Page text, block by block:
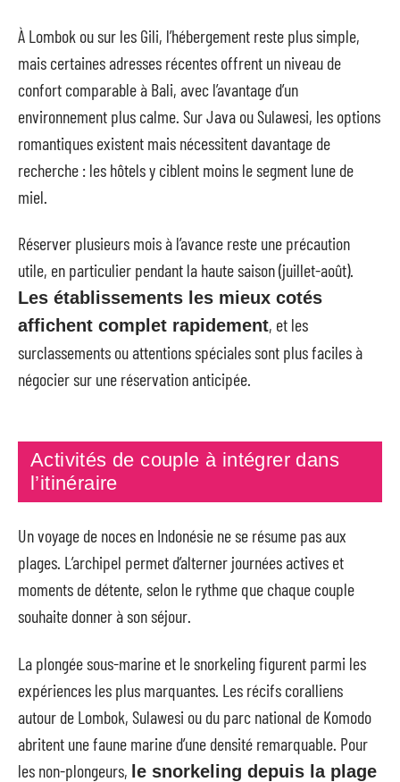
À Lombok ou sur les Gili, l’hébergement reste plus simple,
mais certaines adresses récentes offrent un niveau de
confort comparable à Bali, avec l’avantage d’un
environnement plus calme. Sur Java ou Sulawesi, les options
romantiques existent mais nécessitent davantage de
recherche : les hôtels y ciblent moins le segment lune de
miel.
Réserver plusieurs mois à l’avance reste une précaution
utile, en particulier pendant la haute saison (juillet-août).
Les établissements les mieux cotés
affichent complet rapidement, et les
surclassements ou attentions spéciales sont plus faciles à
négocier sur une réservation anticipée.
Activités de couple à intégrer dans
l’itinéraire
Un voyage de noces en Indonésie ne se résume pas aux
plages. L’archipel permet d’alterner journées actives et
moments de détente, selon le rythme que chaque couple
souhaite donner à son séjour.
La plongée sous-marine et le snorkeling figurent parmi les
expériences les plus marquantes. Les récifs coralliens
autour de Lombok, Sulawesi ou du parc national de Komodo
abritent une faune marine d’une densité remarquable. Pour
les non-plongeurs, le snorkeling depuis la plage